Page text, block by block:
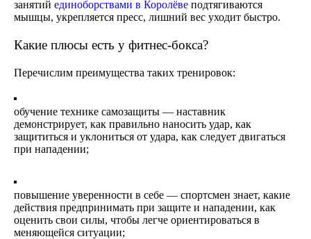
занятий единоборствами в Королёве подтягиваются
мышцы, укрепляется пресс, лишний вес уходит быстро.
Какие плюсы есть у фитнес-бокса?
Перечислим преимущества таких тренировок:
обучение технике самозащиты — наставник
демонстрирует, как правильно наносить удар, как
защититься и уклониться от удара, как следует двигаться
при нападении;
повышение уверенности в себе — спортсмен знает, какие
действия предпринимать при защите и нападении, как
оценить свои силы, чтобы легче ориентироваться в
меняющейся ситуации;